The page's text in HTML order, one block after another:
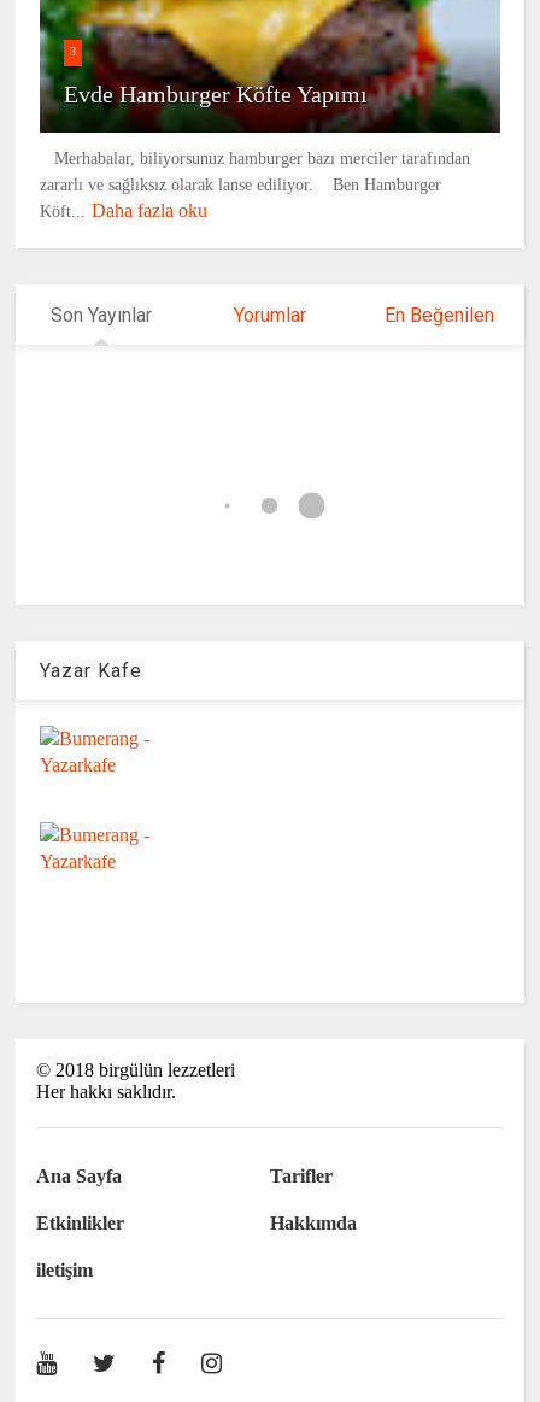
3
Evde Hamburger Köfte Yapımı
Merhabalar, biliyorsunuz hamburger bazı merciler tarafından
zararlı ve sağlıksız olarak lanse ediliyor. Ben Hamburger
Köft... Daha fazla oku
Son Yayınlar Yorumlar En Beğenilen
Yazar Kafe
© 2018 birgülün lezzetleri
Her hakkı saklıdır.
Ana Sayfa Tarifler
Etkinlikler Hakkımda
iletişim